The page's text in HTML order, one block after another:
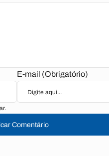
E-mail (Obrigatório)
Comentário